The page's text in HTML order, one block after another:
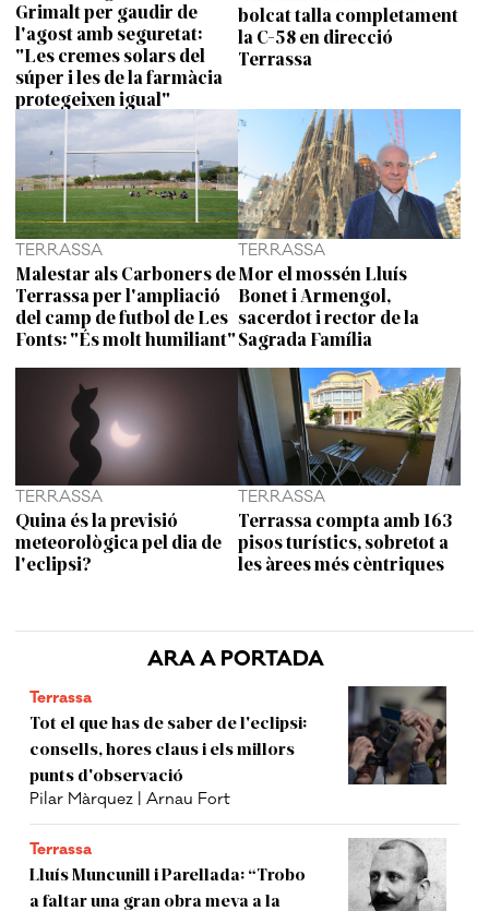
ARA A PORTADA
Terrassa
Tot el que has de saber de l'eclipsi:
consells, hores claus i els millors
punts d'observació
Pilar Màrquez | Arnau Fort
Terrassa
Lluís Muncunill i Parellada: “Trobo
a faltar una gran obra meva a la
Grimalt per gaudir de
l'agost amb seguretat:
"Les cremes solars del
súper i les de la farmàcia
protegeixen igual"
bolcat talla completament
la C-58 en direcció
Terrassa
TERRASSA
Malestar als Carboners de
Terrassa per l'ampliació
del camp de futbol de Les
Fonts: "És molt humiliant"
TERRASSA
Mor el mossén Lluís
Bonet i Armengol,
sacerdot i rector de la
Sagrada Família
TERRASSA
Quina és la previsió
meteorològica pel dia de
l'eclipsi?
TERRASSA
Terrassa compta amb 163
pisos turístics, sobretot a
les àrees més cèntriques